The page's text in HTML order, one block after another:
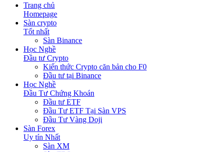
Trang chủ
Homepage
Sàn crypto
Tốt nhất
Sàn Binance
Học Nghề
Đầu tư Crypto
Kiến thức Crypto căn bản cho F0
Đầu tư tại Binance
Học Nghề
Đầu Tư Chứng Khoán
Đầu tư ETF
Đầu Tư ETF Tại Sàn VPS
Đầu Tư Vàng Doji
Sàn Forex
Uy tín Nhất
Sàn XM